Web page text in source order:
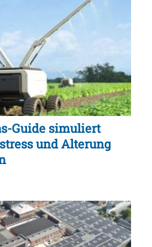
Guide simuliert
und Alterung